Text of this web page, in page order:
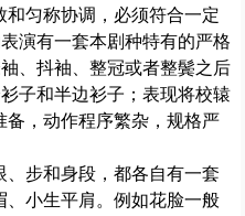
匀称协调，必须符合一定
演有一套本剧种特有的严格
、抖袖、整冠或者整鬓之后
子和半边衫子；表现将校辕
备，动作程序繁杂，规格严
步和身段，都各自有一套
小生平肩。例如花脸一般